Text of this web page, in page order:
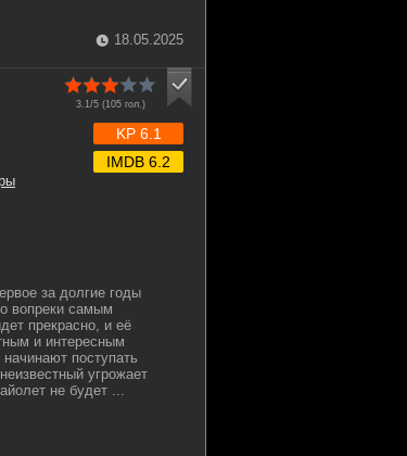
18.05.2025
3.1/5 (105гол.)
KP 6.1
IMDB 6.2
за долгие годы
вопреки самым
прекрасно, и её
и интересным
поступать
угрожает
не будет ...